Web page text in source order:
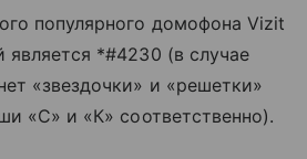
популярного домофона Vizit
является *#4230 (в случае
«звездочки» и «решетки»
«С» и «К» соответственно).